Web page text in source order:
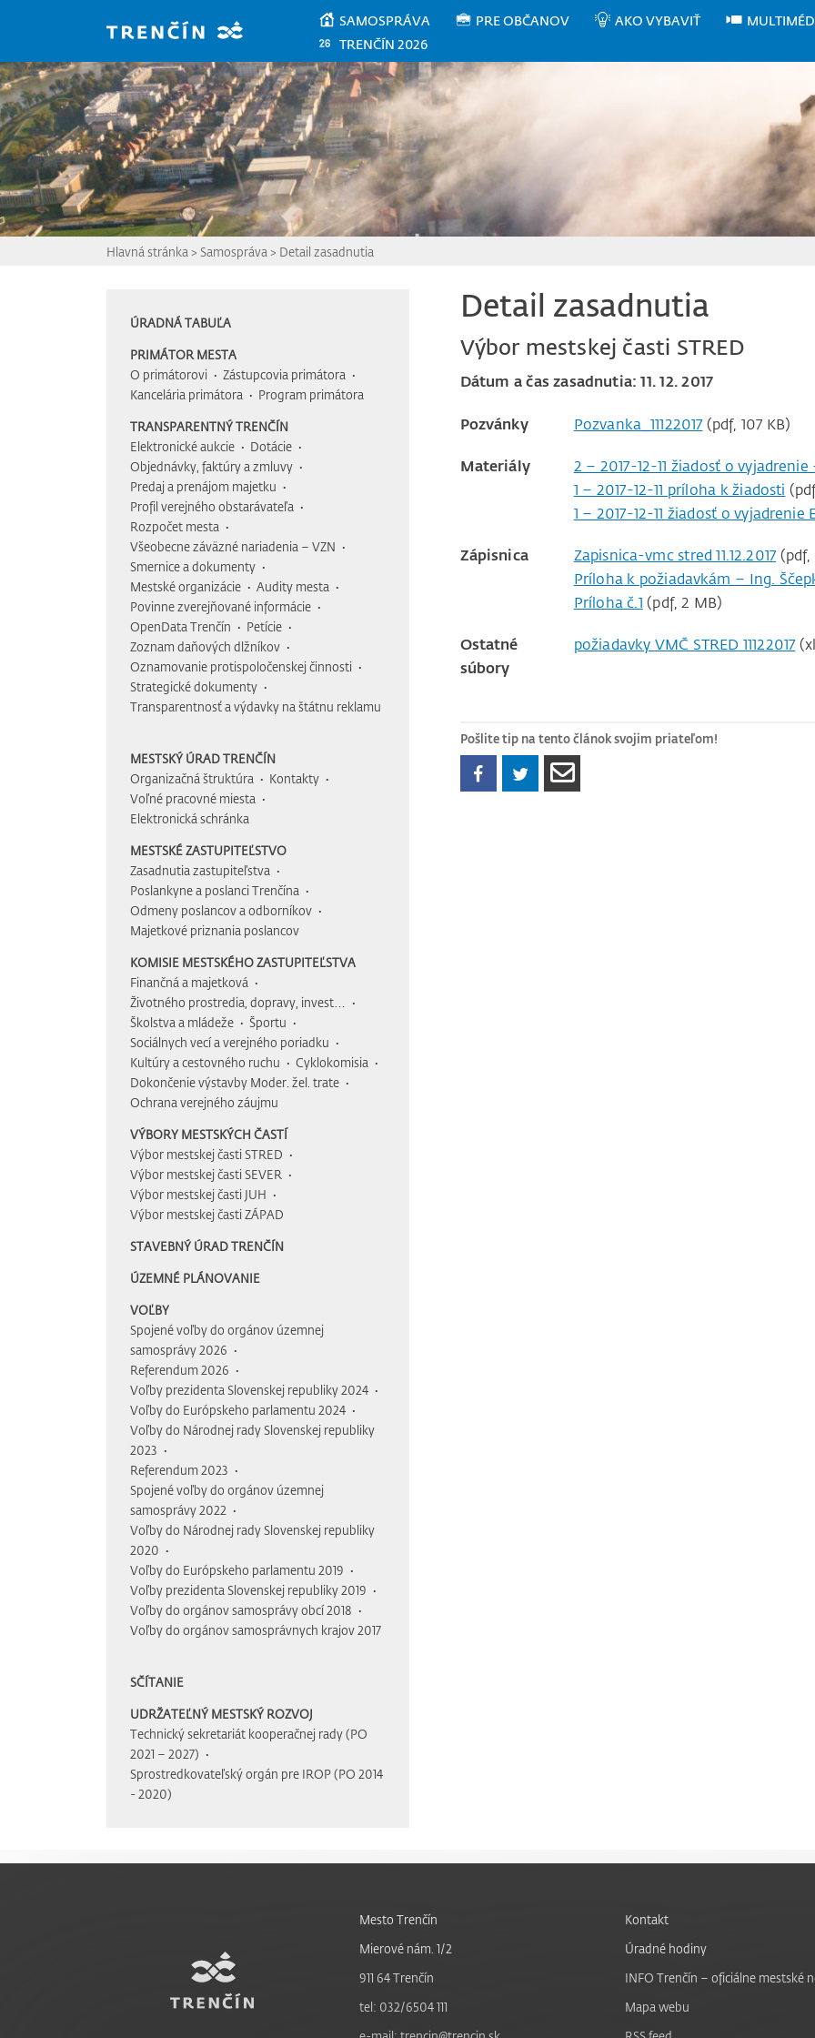
SAMOSPRÁVA PRE OBČANOV AKO VYBAVIŤ
TRENČÍN 2026
Hlavná stránka > Samospráva > Detail zasadnutia
ÚRADNÁ TABUĽA
PRIMÁTOR MESTA
O primátorovi
Zástupcovia primátora
Kancelária primátora
Program primátora
TRANSPARENTNÝ TRENČÍN
Elektronické aukcie
Dotácie
Objednávky, faktúry a zmluvy
Predaj a prenájom majetku
Profil verejného obstarávateľa
Rozpočet mesta
Všeobecne záväzné nariadenia – VZN
Smernice a dokumenty
Mestské organizácie
Audity mesta
Povinne zverejňované informácie
OpenData Trenčín
Petície
Zoznam daňových dlžníkov
Oznamovanie protispoločenskej činnosti
Strategické dokumenty
Transparentnosť a výdavky na štátnu reklamu
MESTSKÝ ÚRAD TRENČÍN
Organizačná štruktúra
Kontakty
Voľné pracovné miesta
Elektronická schránka
MESTSKÉ ZASTUPITEĽSTVO
Zasadnutia zastupiteľstva
Poslankyne a poslanci Trenčína
Odmeny poslancov a odborníkov
Majetkové priznania poslancov
KOMISIE MESTSKÉHO ZASTUPITEĽSTVA
Finančná a majetková
Životného prostredia, dopravy, invest…
Školstva a mládeže
Športu
Sociálnych vecí a verejného poriadku
Kultúry a cestovného ruchu
Cyklokomisia
Dokončenie výstavby Moder. žel. trate
Ochrana verejného záujmu
VÝBORY MESTSKÝCH ČASTÍ
Výbor mestskej časti STRED
Výbor mestskej časti SEVER
Výbor mestskej časti JUH
Výbor mestskej časti ZÁPAD
STAVEBNÝ ÚRAD TRENČÍN
ÚZEMNÉ PLÁNOVANIE
VOĽBY
Spojené voľby do orgánov územnej
samosprávy 2026
Referendum 2026
Voľby prezidenta Slovenskej republiky 2024
Voľby do Európskeho parlamentu 2024
Voľby do Národnej rady Slovenskej republiky
2023
Referendum 2023
Spojené voľby do orgánov územnej
samosprávy 2022
Voľby do Národnej rady Slovenskej republiky
2020
Voľby do Európskeho parlamentu 2019
Voľby prezidenta Slovenskej republiky 2019
Voľby do orgánov samosprávy obcí 2018
Voľby do orgánov samosprávnych krajov 2017
SČÍTANIE
UDRŽATEĽNÝ MESTSKÝ ROZVOJ
Technický sekretariát kooperačnej rady (PO
2021 – 2027)
Sprostredkovateľský orgán pre IROP (PO 2014
- 2020)
Detail zasadnutia
Výbor mestskej časti STRED
Dátum a čas zasadnutia: 11. 12. 2017
Pozvánky Pozvanka_11122017 (pdf, 107 KB)
Materiály
2 – 2017-12-11 žiadosť o
1 – 2017-12-11 príloha k žiadosti
1 – 2017-12-11 žiadosť o vyjadrenie
Zápisnica Zapisnica-vmc stred 11.12.2017 (pdf,
Príloha k požiadavkám – Ing.
Príloha č.1 (pdf, 2 MB)
Ostatné
súbory
požiadavky VMČ STRED 11122017
Pošlite tip na tento článok svojim priateľom!
Mesto Trenčín
Mierové nám. 1/2
911 64 Trenčín
tel: 032/6504 111
Kontakt
Úradné hodiny
INFO Trenčín – oficiálne mestské
Mapa webu